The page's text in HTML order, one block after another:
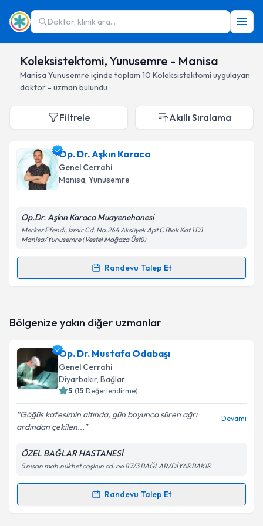
Doktor, klinik ara...
Koleksistektomi, Yunusemre - Manisa
Manisa Yunusemre içinde toplam 10 Koleksistektomi uygulayan
doktor - uzman bulundu
Filtrele Akıllı Sıralama
Op. Dr. Aşkın Karaca
Genel Cerrahi
Manisa, Yunusemre
Op.Dr. Aşkın Karaca Muayenehanesi
Merkez Efendi, İzmir Cd. No:264 Aksüyek Apt C Blok Kat 1 D1
Manisa/Yunusemre (Vestel Mağaza Üstü)
Randevu Talep Et
Randevu Takvimi Talebi
oluşturun. Size bu uzmandan randevu almanız için bir
E-posta Adresiniz
Kişisel verilerimin işlenmesine ilişkinAydınlatma
Metni'ni okudum ve kişisel verilerimin belirtilen
Bölgenize yakın diğer uzmanlar
Op. Dr. Mustafa Odabaşı
Genel Cerrahi
Diyarbakır, Bağlar
5 (15 Değerlendirme)
Göğüs kafesimin altında, gün boyunca süren ağrı
ardından çekilen...
Devamı
ÖZEL BAĞLAR HASTANESİ
5 nisan mah.nükhet coşkun cd. no 87/3 BAĞLAR/DİYARBAKIR
Randevu Talep Et
Randevu Takvimi Talebi